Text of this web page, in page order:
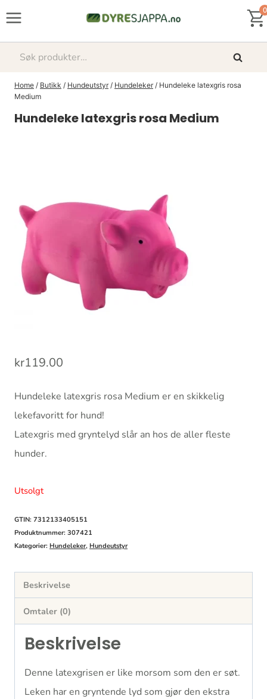
0
Søk
Søk
Home / Butikk / Hundeutstyr / Hundeleker / Hundeleke latexgris rosa
Medium
Hundeleke latexgris rosa Medium
kr119.00
Hundeleke latexgris rosa Medium er en skikkelig
lekefavoritt for hund!
Latexgris med gryntelyd slår an hos de aller fleste
hunder.
Utsolgt
GTIN: 7312133405151
Produktnummer: 307421
Kategorier: Hundeleker, Hundeutstyr
Beskrivelse
Omtaler (0)
Beskrivelse
Denne latexgrisen er like morsom som den er søt.
Leken har en gryntende lyd som gjør den ekstra